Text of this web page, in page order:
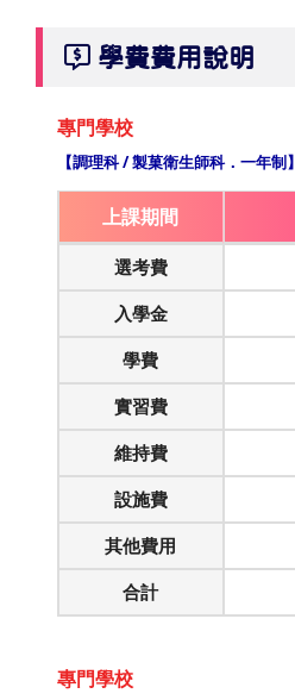
學費費用說明
專門學校
【調理科 / 製菓衛生師科．一年制】
上課期間
選考費
入學金
學費
實習費
維持費
設施費
其他費用
合計
專門學校